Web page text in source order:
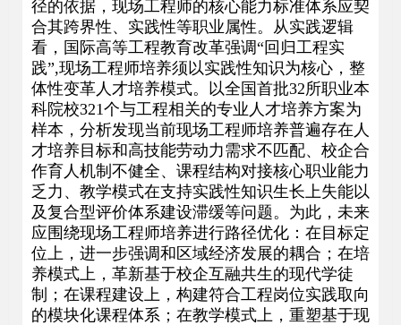
径的依据，现场工程师的核心能力标准体系应契
合其跨界性、实践性等职业属性。从实践逻辑
看，国际高等工程教育改革强调“回归工程实
践”,现场工程师培养须以实践性知识为核心，整
体性变革人才培养模式。以全国首批32所职业本
科院校321个与工程相关的专业人才培养方案为
样本，分析发现当前现场工程师培养普遍存在人
才培养目标和高技能劳动力需求不匹配、校企合
作育人机制不健全、课程结构对接核心职业能力
乏力、教学模式在支持实践性知识生长上失能以
及复合型评价体系建设滞缓等问题。为此，未来
应围绕现场工程师培养进行路径优化：在目标定
位上，进一步强调和区域经济发展的耦合；在培
养模式上，革新基于校企互融共生的现代学徒
制；在课程建设上，构建符合工程岗位实践取向
的模块化课程体系；在教学模式上，重塑基于现